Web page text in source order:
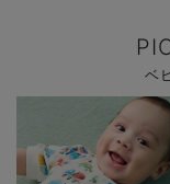
ベ